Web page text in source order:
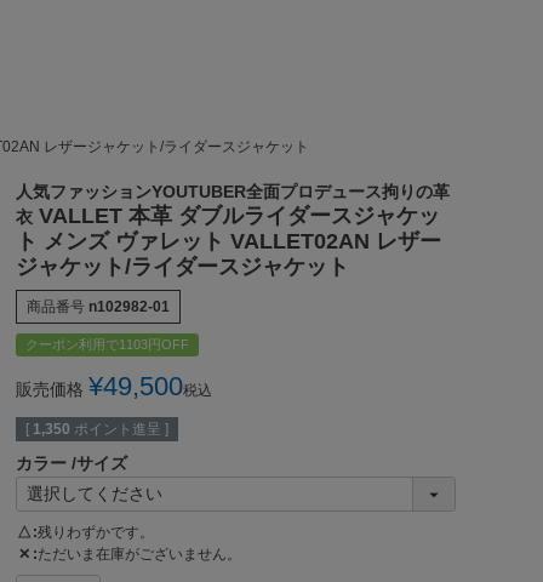
レザージャケット/ライダースジャケット
人気ファッションYOUTUBER全面プロデュース拘りの革
衣 VALLET 本革 ダブルライダースジャケッ
ト メンズ ヴァレット VALLET02AN レザー
ジャケット/ライダースジャケット
商品番号 n102982-01
クーポン利用で1103円OFF
販売価格 ¥49,500税込
[ 1,350 ポイント進呈 ]
カラー サイズ
△ 残りわずかです。
✕ ただいま在庫がございません。